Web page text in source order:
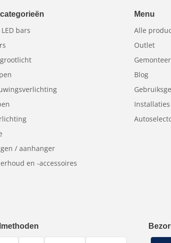
bars
/ aanhanger
en -accessoires
Menu
Alle
Outlet
Blog